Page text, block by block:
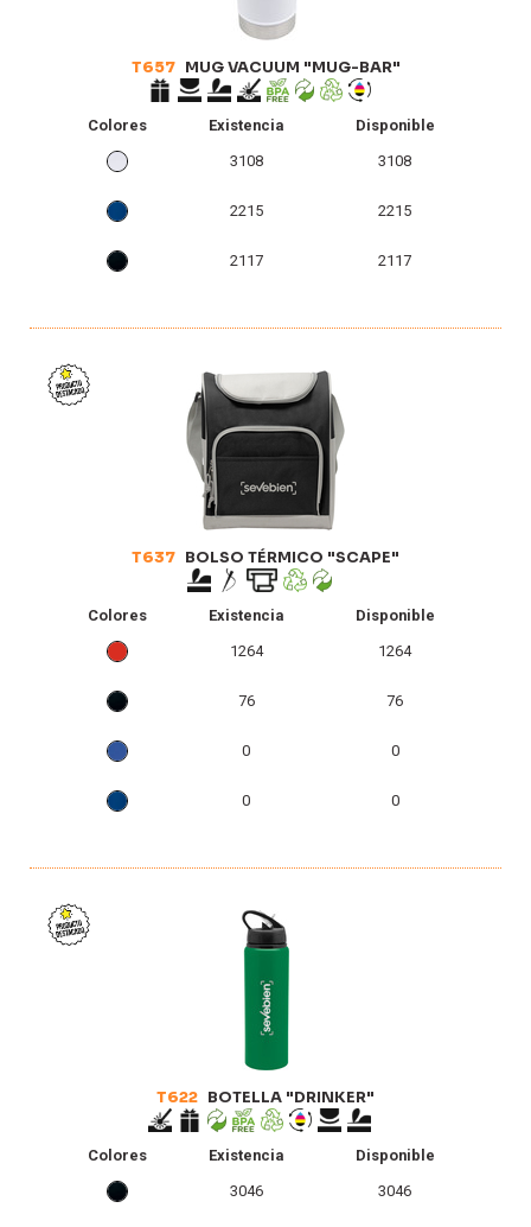
T657 MUG VACUUM "MUG-BAR"
Colores Existencia
Disponible
3108
3108
2215 2215
2117 2117
T637 BOLSO TÉRMICO "SCAPE"
Colores Existencia
Disponible
1264
1264
76 76
0 0
0 0
T622 BOTELLA "DRINKER"
Colores Existencia
Disponible
3046
3046